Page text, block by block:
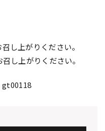
し上がりください。
し上がりください。
gt00118